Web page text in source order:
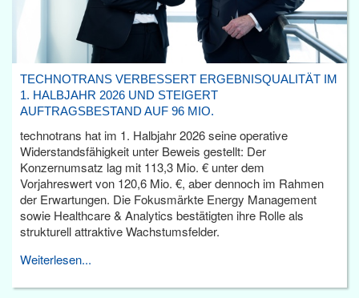
TECHNOTRANS VERBESSERT ERGEBNISQUALITÄT IM
1. HALBJAHR 2026 UND STEIGERT
AUFTRAGSBESTAND AUF 96 MIO.
technotrans hat im 1. Halbjahr 2026 seine operative
Widerstandsfähigkeit unter Beweis gestellt: Der
Konzernumsatz lag mit 113,3 Mio. € unter dem
Vorjahreswert von 120,6 Mio. €, aber dennoch im Rahmen
der Erwartungen. Die Fokusmärkte Energy Management
sowie Healthcare & Analytics bestätigten ihre Rolle als
strukturell attraktive Wachstumsfelder.
Weiterlesen...